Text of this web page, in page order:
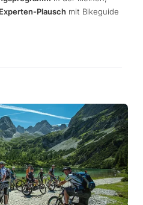
Experten-Plausch mit Bikeguide